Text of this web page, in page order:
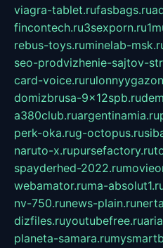
viagra-tablet.rufasbags.ru
fincontech.ru3sexporn.ru
rebus-toys.ruminelab-
seo-prodvizhenie-sajtov-
card-voice.ru
domizbrusa-9x12spb.ru
a380club.ruargentinamia.ru
perk-oka.rug-octopus.ru
naruto-x.rupursefactory.ru
spayderhed-2022.ru
webamator.ruma-
nv-750.runews-plain.ru
dizfiles.ruyoutubefree.ru
planeta-samara.ru